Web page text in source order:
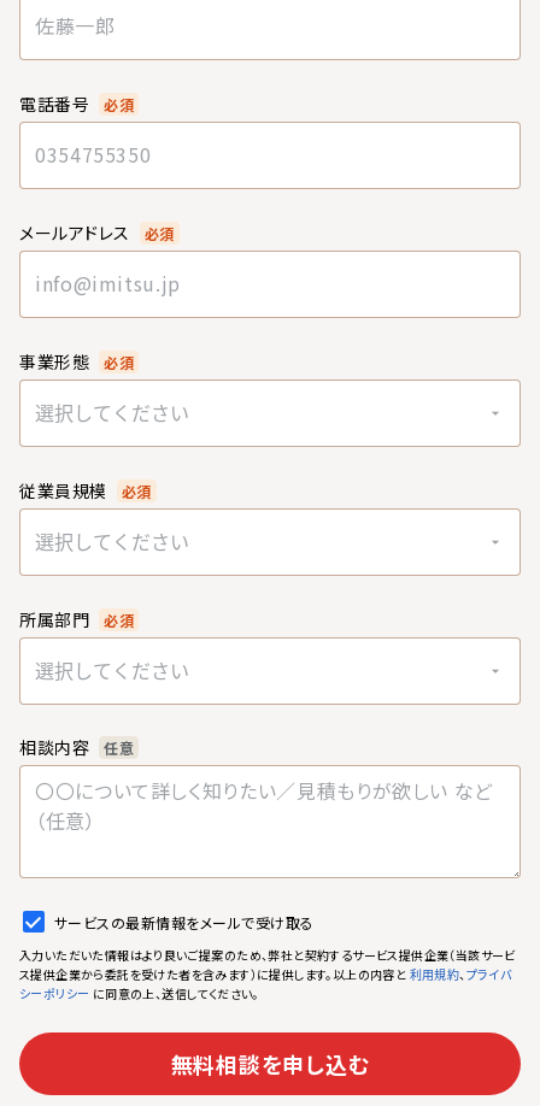
電話番号 必須
メールアドレス 必須
事業形態 必須
選択してください
従業員規模 必須
選択してください
所属部門 必須
選択してください
相談内容 任意
サービスの最新情報をメールで受け取る
入力いただいた情報はより良いご提案のため、弊社と契約するサービス提供企業（当該サービ
ス提供企業から委託を受けた者を含みます）に提供します。以上の内容と 利用規約、プライバ
シーポリシー に同意の上、送信してください。
無料相談を申し込む